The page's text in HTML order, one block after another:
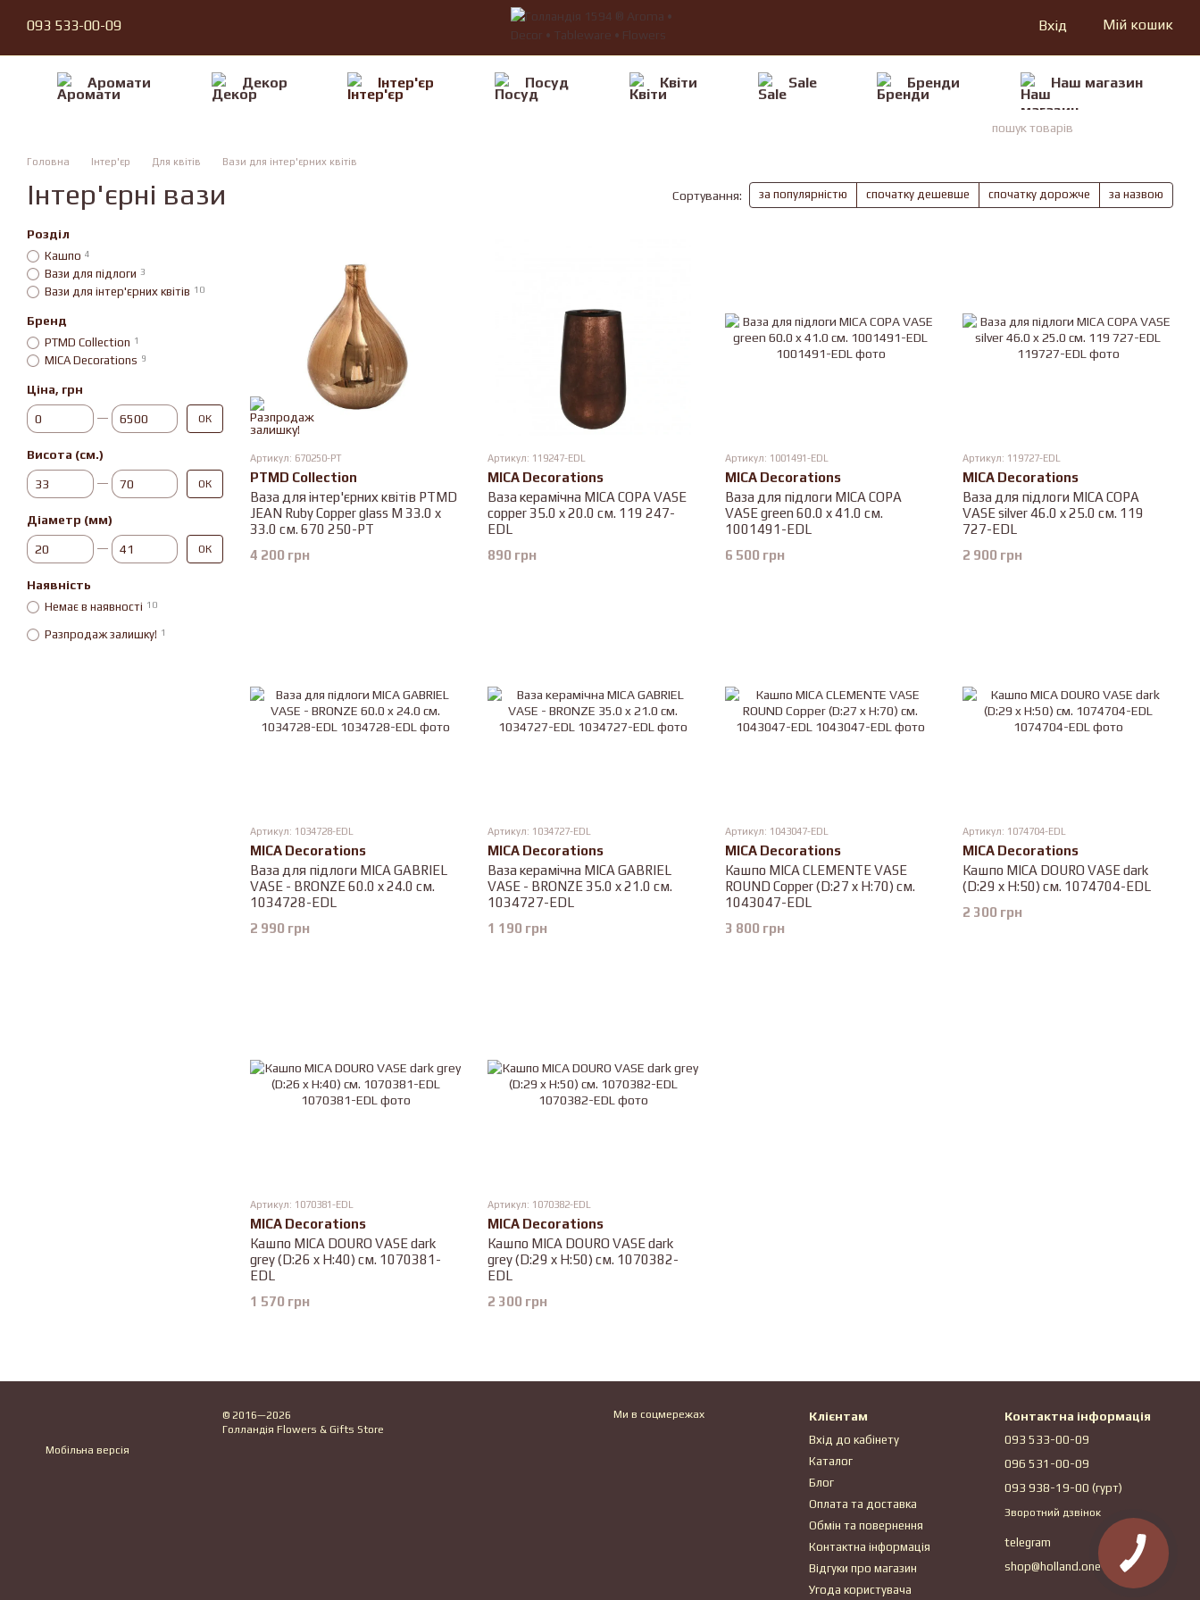
093 533-00-09 Вхід Мій кошик
Аромати Декор Iнтер'єр Посуд Квiти Sale Бренди Наш магазин
Головна Iнтер'єр Для квiтів Вази для інтер'єрних квітів
Інтер'єрні вази Сортування: за популярністю спочатку дешевше спочатку дорожче за назвою
Артикул: 670250-PT
PTMD Collection
Ваза для інтер'єрних квітів PTMD
JEAN Ruby Copper glass M 33.0 x
33.0 см. 670 250-PT
4 200 грн
Артикул: 119247-EDL
MICA Decorations
Ваза керамічна MICA COPA VASE
copper 35.0 x 20.0 см. 119 247-
EDL
890 грн
Артикул: 1001491-EDL
MICA Decorations
Ваза для підлоги MICA COPA
VASE green 60.0 x 41.0 см.
1001491-EDL
6 500 грн
Артикул: 119727-EDL
MICA Decorations
Ваза для підлоги MICA COPA
VASE silver 46.0 x 25.0 см. 119
727-EDL
2 900 грн
Артикул: 1034728-EDL
MICA Decorations
Ваза для підлоги MICA GABRIEL
VASE - BRONZE 60.0 x 24.0 см.
1034728-EDL
2 990 грн
Артикул: 1034727-EDL
MICA Decorations
Ваза керамічна MICA GABRIEL
VASE - BRONZE 35.0 x 21.0 см.
1034727-EDL
1 190 грн
Артикул: 1043047-EDL
MICA Decorations
Кашпо MICA CLEMENTE VASE
ROUND Copper (D:27 x H:70) см.
1043047-EDL
3 800 грн
Артикул: 1074704-EDL
MICA Decorations
Кашпо MICA DOURO VASE dark
(D:29 x H:50) см. 1074704-EDL
2 300 грн
Артикул: 1070381-EDL
MICA Decorations
Кашпо MICA DOURO VASE dark
grey (D:26 x H:40) см. 1070381-
EDL
1 570 грн
Артикул: 1070382-EDL
MICA Decorations
Кашпо MICA DOURO VASE dark
grey (D:29 x H:50) см. 1070382-
EDL
2 300 грн
Розділ
Кашпо 4
Вази для підлоги 3
Вази для інтер'єрних квітів 10
Бренд
PTMD Collection 1
MICA Decorations 9
Ціна, грн
Від Ціна, грн
До Ціна, грн ОК
Висота (см.)
Від Висота (см.)
До Висота (см.) ОК
Діаметр (мм)
Від Діаметр (мм)
До Діаметр (мм) ОК
Наявність
Немає в наявності 10
Разпродаж залишку! 1
Мобільна версія
© 2016—2026
Голландія Flowers & Gifts Store
Ми в соцмережах Клієнтам
Вхід до кабінету
Каталог
Блог
Оплата та доставка
Обмін та повернення
Контактна інформація
Відгуки про магазин
Угода користувача
Контактна інформація
093 533-00-09
096 531-00-09
093 938-19-00 (гурт)
Зворотний дзвінок
telegram
shop@holland.one